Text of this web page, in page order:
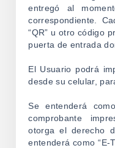
entregó al
correspondiente.
“QR” u otro código
puerta de entrada
El Usuario podrá
desde su celular,
Se entenderá
comprobante
otorga el derecho
entenderá como “E-